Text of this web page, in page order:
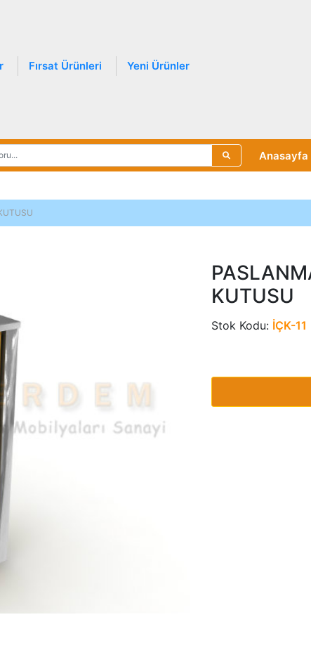
Fırsat Ürünleri Yeni Ürünler
Anasayfa
KUTUSU
Stok Kodu: İÇK-11